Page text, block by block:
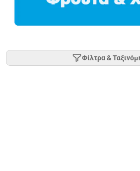
Φίλτρα &